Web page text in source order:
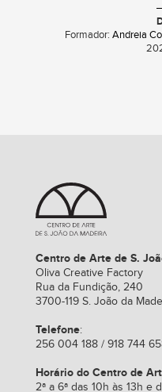
Formador: Andreia
Centro de Arte de S.
Oliva Creative Factory
Rua da Fundição, 240
3700-119 S. João da
Telefone:
256 004 188 / 918 744
Horário do Centro de
2ª a 6ª das 10h às 13h e